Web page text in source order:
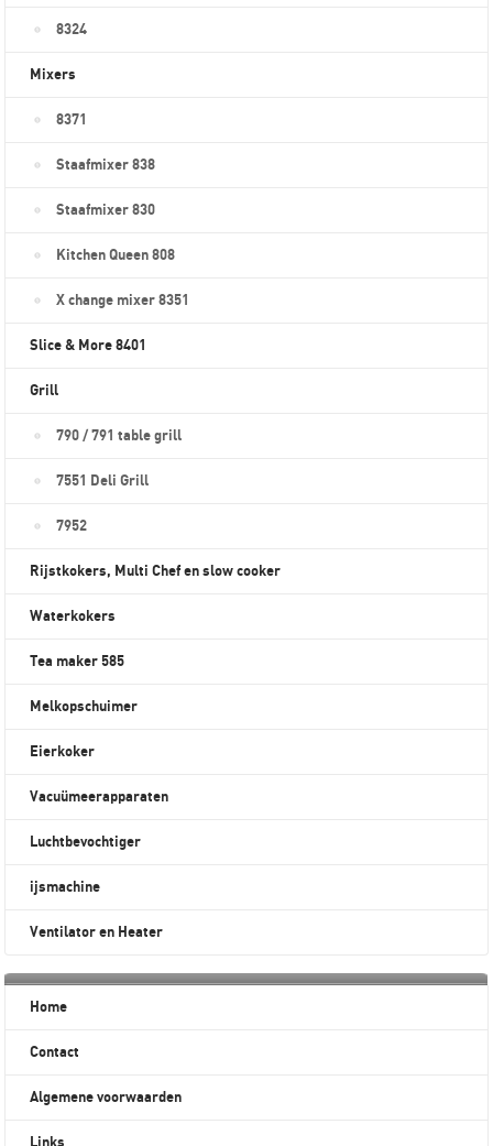
8324
Mixers
8371
Staafmixer 838
Staafmixer 830
Kitchen Queen 808
X change mixer 8351
Slice & More 8401
Grill
790 / 791 table grill
7551 Deli Grill
7952
Rijstkokers, Multi Chef en slow cooker
Waterkokers
Tea maker 585
Melkopschuimer
Eierkoker
Vacuümeerapparaten
Luchtbevochtiger
ijsmachine
Ventilator en Heater
Home
Contact
Algemene voorwaarden
Links